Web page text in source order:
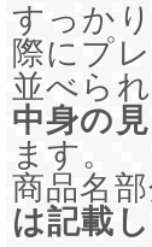
すっか
際にプ
並べら
中身の
ます。
商品名
は記載